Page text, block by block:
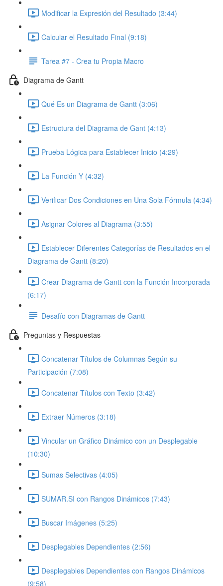
Modificar la Expresión del Resultado (3:44)
Calcular el Resultado Final (9:18)
Tarea #7 - Crea tu Propia Macro
Diagrama de Gantt
Qué Es un Diagrama de Gantt (3:06)
Estructura del Diagrama de Gant (4:13)
Prueba Lógica para Establecer Inicio (4:29)
La Función Y (4:32)
Verificar Dos Condiciones en Una Sola Fórmula (4:34)
Asignar Colores al Diagrama (3:55)
Establecer Diferentes Categorías de Resultados en el
Diagrama de Gantt (8:20)
Crear Diagrama de Gantt con la Función Incorporada
(6:17)
Desafío con Diagramas de Gantt
Preguntas y Respuestas
Concatenar Títulos de Columnas Según su
Participación (7:08)
Concatenar Títulos con Texto (3:42)
Extraer Números (3:18)
Vincular un Gráfico Dinámico con un Desplegable
(10:30)
Sumas Selectivas (4:05)
SUMAR.SI con Rangos Dinámicos (7:43)
Buscar Imágenes (5:25)
Desplegables Dependientes (2:56)
Desplegables Dependientes con Rangos Dinámicos
(9:58)